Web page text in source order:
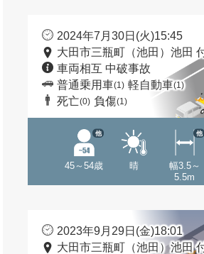
2024年7月30日(火)15:45
大田市三瓶町（池田）池田
車両相互 中破事故
普通乗用車(1) 軽自動車(1)
死亡(0) 負傷(1)
45～54歳
他
晴
幅3.5～
5.5m
他
2023年9月29日(金)18:01
大田市三瓶町（池田）池田